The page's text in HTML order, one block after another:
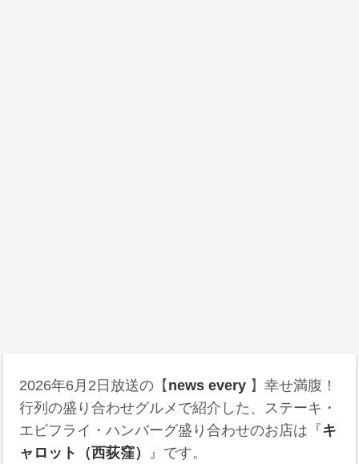
2026年6月2日 放送の【 news every 】幸せ満腹！
行列の盛り合わせグルメで紹介した、ステーキ・
エビフライ・ハンバーグ盛り合わせのお店は『キ
ャロット（西荻窪） 』です。